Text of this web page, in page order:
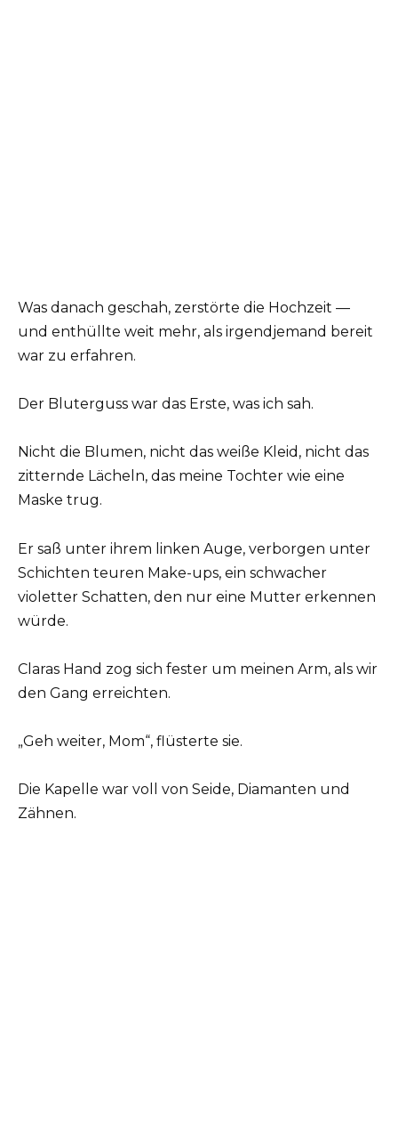
Was danach geschah, zerstörte die Hochzeit —
und enthüllte weit mehr, als irgendjemand bereit
war zu erfahren.
Der Bluterguss war das Erste, was ich sah.
Nicht die Blumen, nicht das weiße Kleid, nicht das
zitternde Lächeln, das meine Tochter wie eine
Maske trug.
Er saß unter ihrem linken Auge, verborgen unter
Schichten teuren Make-ups, ein schwacher
violetter Schatten, den nur eine Mutter erkennen
würde.
Claras Hand zog sich fester um meinen Arm, als wir
den Gang erreichten.
„Geh weiter, Mom“, flüsterte sie.
Die Kapelle war voll von Seide, Diamanten und
Zähnen.